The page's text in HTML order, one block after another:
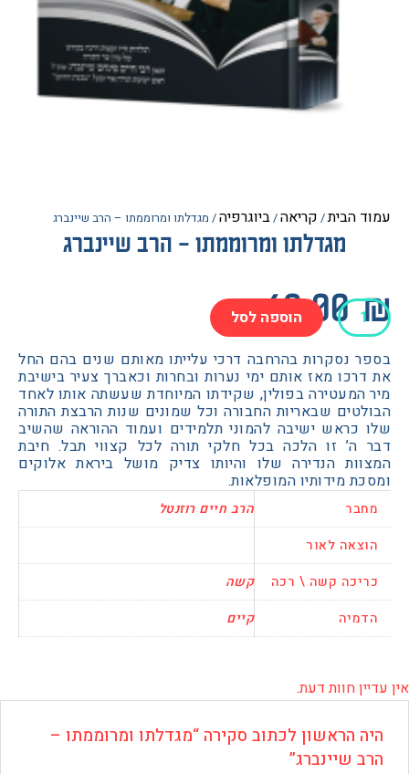
/קריאה/ ביוגרפיה/ מגדלתו ומרוממתו – הרב שיינברג
מגדלתו ומרוממתו – הרב שיינברג
הוספה לסל
נסקרות בהרחבה דרכי עלייתו מאותם שנים בהם החל
מאז אותם ימי נערות ובחרות וכאברך צעיר בישיבת
בפולין, שקידתו המיוחדת שעשתה אותו לאחד
שבאריות החבורה וכל שמונים שנות הרבצת התורה
ישיבה להמוני תלמידים ועמוד ההוראה שהשיב
זו הלכה בכל חלקי תורה לכל קצווי תבל. חיבת
הנדירה שלו והיותו צדיק מושל ביראת אלוקים
מידותיו המופלאות.
הרב חיים רוזנטל
לאור
קשה \ רכה
קשה
חוות דעת.
הראשון לכתוב סקירה “מגדלתו ומרוממתו –
שיינברג”